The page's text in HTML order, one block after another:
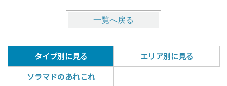
一覧へ戻る
タイプ別に見る
エリア別に見る
ソラマドのあれこれ